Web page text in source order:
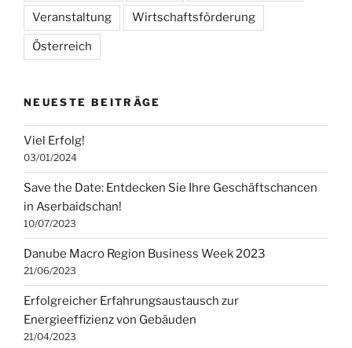
Veranstaltung Wirtschaftsförderung
Österreich
NEUESTE BEITRÄGE
Viel Erfolg!
03/01/2024
Save the Date: Entdecken Sie Ihre Geschäftschancen
in Aserbaidschan!
10/07/2023
Danube Macro Region Business Week 2023
21/06/2023
Erfolgreicher Erfahrungsaustausch zur
Energieeffizienz von Gebäuden
21/04/2023